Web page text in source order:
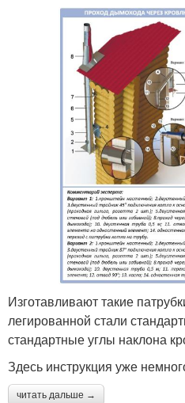
Изготавливают такие
легированной стали
стандартные углы наклона
Здесь инструкция уже
читать дальше →